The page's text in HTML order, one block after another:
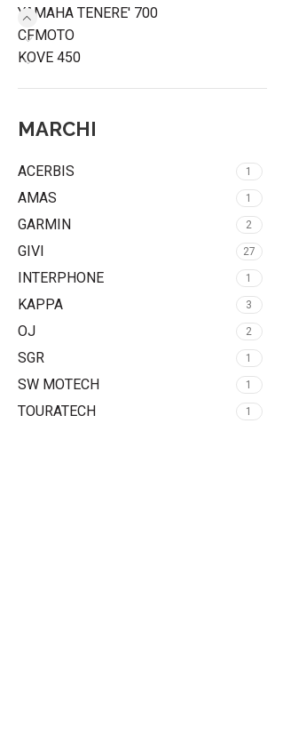
YAMAHA TENERE' 700
CFMOTO
KOVE 450
MARCHI
ACERBIS 1
AMAS 1
GARMIN 2
GIVI 27
INTERPHONE 1
KAPPA 3
OJ 2
SGR 1
SW MOTECH 1
TOURATECH 1